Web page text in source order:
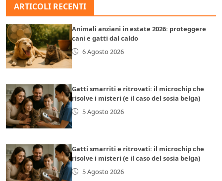
ARTICOLI RECENTI
Animali anziani in estate 2026: proteggere
cani e gatti dal caldo
6 Agosto 2026
Gatti smarriti e ritrovati: il microchip che
risolve i misteri (e il caso del sosia belga)
5 Agosto 2026
Gatti smarriti e ritrovati: il microchip che
risolve i misteri (e il caso del sosia belga)
5 Agosto 2026